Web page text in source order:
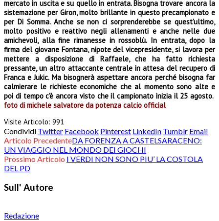
mercato in uscita e su quello in entrata. Bisogna trovare ancora la
sistemazione per Giron, molto brillante in questo precampionato e
per Di Somma. Anche se non ci sorprenderebbe se quest’ultimo,
molto positivo e reattivo negli allenamenti e anche nelle due
amichevoli, alla fine rimanesse in rossoblù. In entrata, dopo la
firma del giovane Fontana, nipote del vicepresidente, si lavora per
mettere a disposizione di Raffaele, che ha fatto richiesta
pressante, un altro attaccante centrale in attesa del recupero di
Franca e Jukic. Ma bisognerà aspettare ancora perché bisogna far
calmierare le richieste economiche che al momento sono alte e
poi di tempo c’è ancora visto che il campionato inizia il 25 agosto.
foto di michele salvatore da potenza calcio official
Visite Articolo: 991
Condividi Twitter Facebook Pinterest LinkedIn Tumblr Email
Articolo PrecedenteDA FORENZA A CASTELSARACENO:
UN VIAGGIO NEL MONDO DEI GIOCHI
Prossimo Articolo I VERDI NON SONO PIU’ LA COSTOLA
DEL PD
Sull' Autore
Redazione